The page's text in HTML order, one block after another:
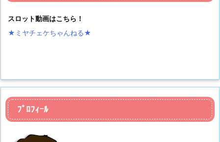
スロット動画はこちら！
★ミヤチェケちゃんねる★
ﾌﾟﾛﾌｨｰﾙ